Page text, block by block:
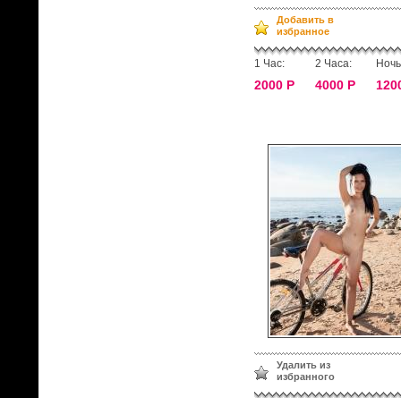
Добавить в
избранное
1 Час:
2000 Р
2 Часа:
4000 Р
Удалить из
избранного